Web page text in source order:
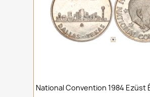
National Convention 1984 Ezüst